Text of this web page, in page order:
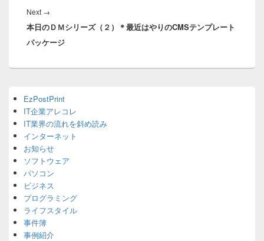
ゲ
ー
シ
ョ
Next →
post:
本日のＤＭシリーズ（２）＊最近はやりのCMSテンプレート
パッケージ
Sidebar
Widget
Area
EzPostPrint
IT企業アレコレ
IT業界の流れを斜め読み
インターネット
お知らせ
ソフトウェア
パソコン
ビジネス
プログラミング
ライフスタイル
事件簿
事例紹介